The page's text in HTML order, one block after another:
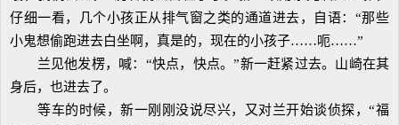
仔细一看，几个小孩正从排气窗之类的通道进去，自语：“那些
小鬼想偷跑进去白坐啊，真是的，现在的小孩子……呃……”
兰见他发楞，喊：“快点，快点。”新一赶紧过去。山崎在其
身后，也进去了。
等车的时候，新一刚刚没说尽兴，又对兰开始谈侦探，“福